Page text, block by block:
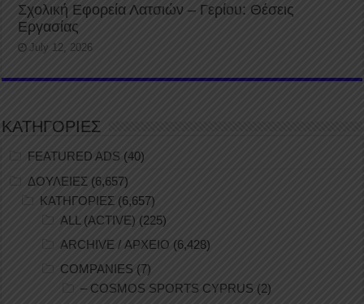
Σχολική Εφορεία Λατσιών – Γερίου: Θέσεις
Εργασίας
July 12, 2026
ΚΑΤΗΓΟΡΙΕΣ
FEATURED ADS (40)
ΔΟΥΛΕΙΕΣ (6,657)
ΚΑΤΗΓΟΡΙΕΣ (6,657)
ALL (ACTIVE) (225)
ARCHIVE / ΑΡΧΕΙΟ (6,428)
COMPANIES (7)
– COSMOS SPORTS CYPRUS (2)